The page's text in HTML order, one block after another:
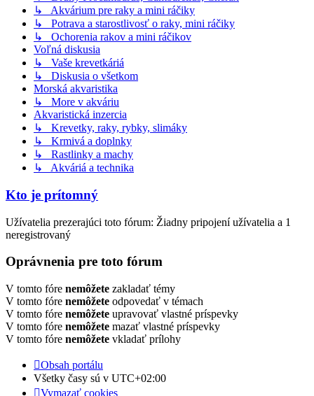
↳ Akvárium pre raky a mini ráčiky
↳ Potrava a starostlivosť o raky, mini ráčiky
↳ Ochorenia rakov a mini ráčikov
Voľná diskusia
↳ Vaše krevetkáriá
↳ Diskusia o všetkom
Morská akvaristika
↳ More v akváriu
Akvaristická inzercia
↳ Krevetky, raky, rybky, slimáky
↳ Krmivá a doplnky
↳ Rastlinky a machy
↳ Akváriá a technika
Kto je prítomný
Užívatelia prezerajúci toto fórum: Žiadny pripojení užívatelia a 1
neregistrovaný
Oprávnenia pre toto fórum
V tomto fóre nemôžete zakladať témy
V tomto fóre nemôžete odpovedať v témach
V tomto fóre nemôžete upravovať vlastné príspevky
V tomto fóre nemôžete mazať vlastné príspevky
V tomto fóre nemôžete vkladať prílohy
Obsah portálu
Všetky časy sú v UTC+02:00
Vymazať cookies